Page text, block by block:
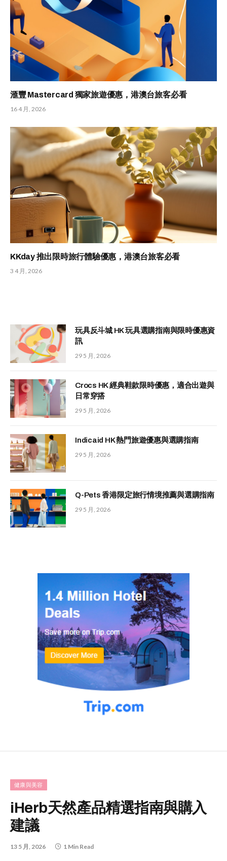
滙豐 Mastercard 獨家旅遊優惠，港澳台旅客必看
16 4 月, 2026
KKday 推出限時旅行體驗優惠，港澳台旅客必看
3 4 月, 2026
玩具反斗城 HK 玩具選購指南與限時優惠資
訊
29 5 月, 2026
Crocs HK 經典鞋款限時優惠，適合出遊與
日常穿搭
29 5 月, 2026
Indicaid HK 熱門旅遊優惠與選購指南
29 5 月, 2026
Q-Pets 香港限定旅行情境推薦與選購指南
29 5 月, 2026
健康與美容
iHerb天然產品精選指南與購入
建議
13 5 月, 2026 1 Min Read